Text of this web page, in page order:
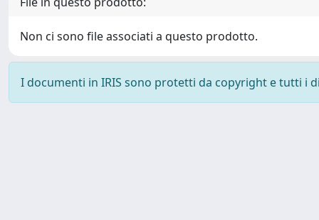
Non ci sono file associati a questo prodotto.
I documenti in IRIS sono protetti da copyright e tutti i